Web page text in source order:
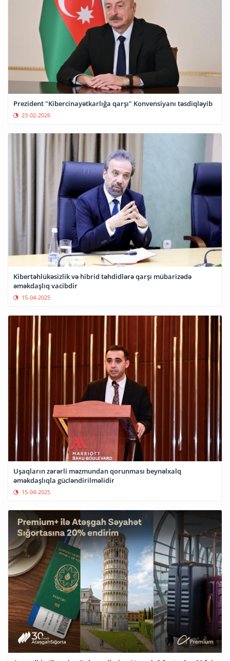
Prezident "Kibercinayətkarlığa qarşı" Konvensiyanı təsdiqləyib
23-02-2026
Kibertəhlükəsizlik və hibrid təhdidlərə qarşı mübarizədə
əməkdaşlıq vacibdir
15-04-2025
Uşaqların zərərli məzmundan qorunması beynəlxalq
əməkdaşlıqla gücləndirilməlidir
15-04-2025